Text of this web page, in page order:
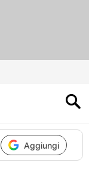
Aggiungi